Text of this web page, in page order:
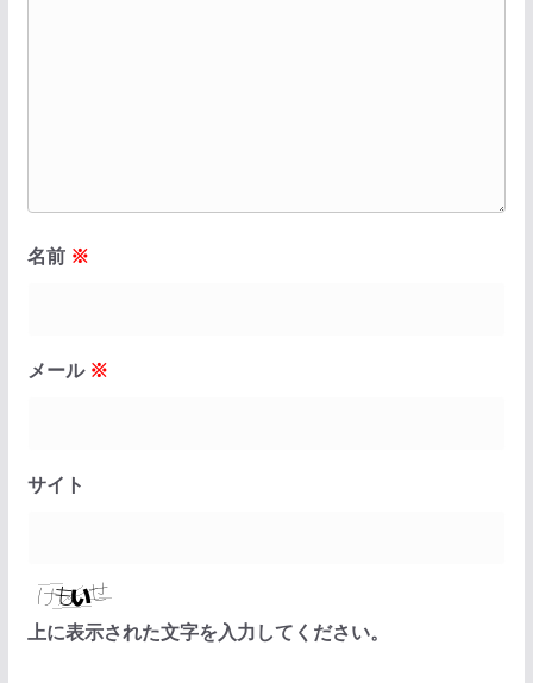
名前 ※
メール ※
サイト
上に表示された文字を入力してください。